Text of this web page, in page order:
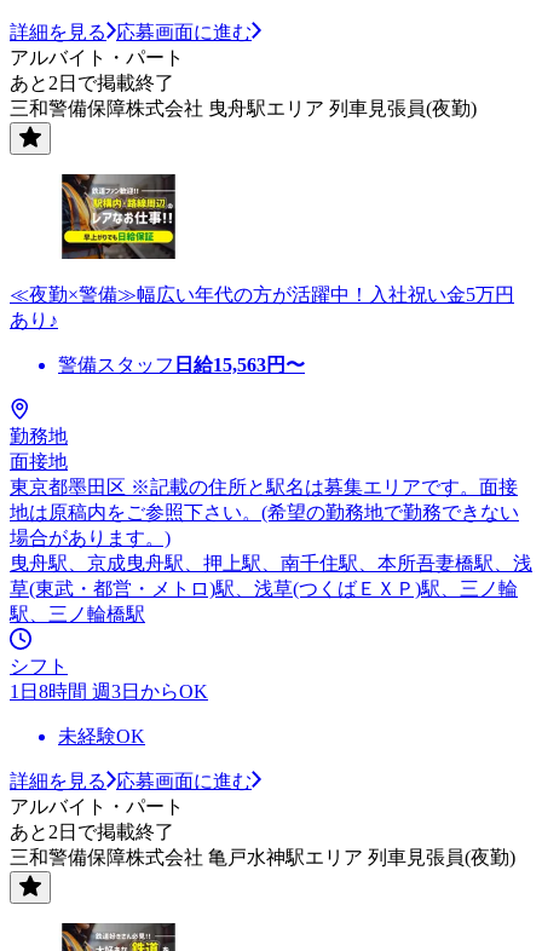
詳細を見る
応募画面に進む
アルバイト・パート
あと2日で掲載終了
三和警備保障株式会社 曳舟駅エリア 列車見張員(夜勤)
≪夜勤×警備≫幅広い年代の方が活躍中！入社祝い金5万円
あり♪
警備スタッフ 日給15,563円〜
勤務地
面接地
東京都墨田区 ※記載の住所と駅名は募集エリアです。面接
地は原稿内をご参照下さい。(希望の勤務地で勤務できない
場合があります。)
曳舟駅、京成曳舟駅、押上駅、南千住駅、本所吾妻橋駅、浅
草(東武・都営・メトロ)駅、浅草(つくばＥＸＰ)駅、三ノ輪
駅、三ノ輪橋駅
シフト
1日8時間 週3日からOK
未経験OK
詳細を見る
応募画面に進む
アルバイト・パート
あと2日で掲載終了
三和警備保障株式会社 亀戸水神駅エリア 列車見張員(夜勤)